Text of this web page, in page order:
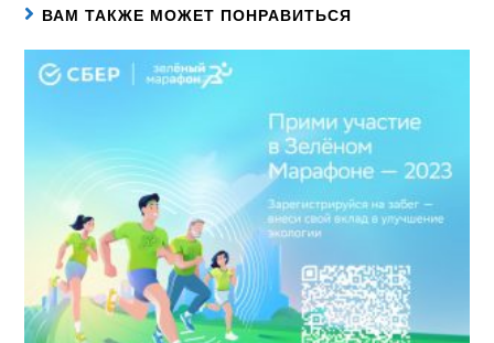
ВАМ ТАКЖЕ МОЖЕТ ПОНРАВИТЬСЯ